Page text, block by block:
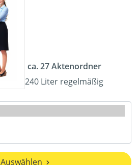
ca. 27 Aktenordner
240 Liter regelmäßig
Auswählen